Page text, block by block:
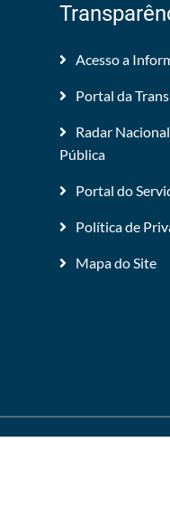
Acesso a
Portal da
Radar
Pública
Portal do
Política de
Mapa do Site